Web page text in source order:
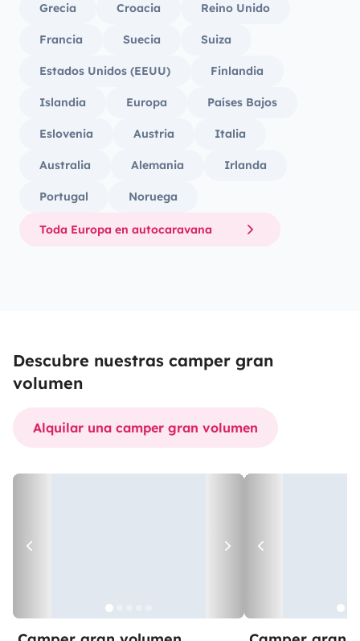
Grecia Croacia Reino Unido
Francia Suecia Suiza
Estados Unidos (EEUU) Finlandia
Islandia Europa Países Bajos
Eslovenia Austria Italia
Australia Alemania Irlanda
Portugal Noruega
Toda Europa en autocaravana
Descubre nuestras camper gran
volumen
Alquilar una camper gran volumen